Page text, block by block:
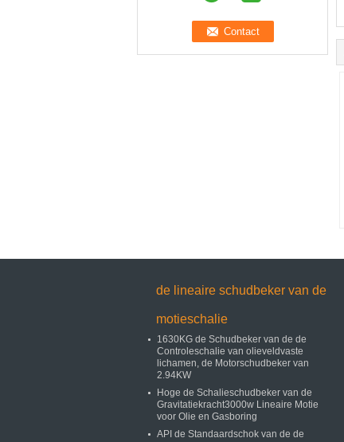
de lineaire schudbeker van de
motieschalie
1630KG de Schudbeker van de de
Controleschalie van olieveldvaste
lichamen, de Motorschudbeker van
2.94KW
Hoge de Schalieschudbeker van de
Gravitatiekracht3000w Lineaire Motie
voor Olie en Gasboring
API de Standaardschok van de de